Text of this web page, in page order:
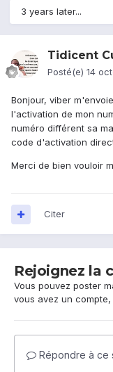
3 years later...
Tidicent
Posté(e) 14
Bonjour, viber
l'activation de mon
numéro différent sa
code d'activation
Merci de bien vouloir
Citer
Rejoignez la
Vous pouvez poster
vous avez un compte,
Répondre à ce